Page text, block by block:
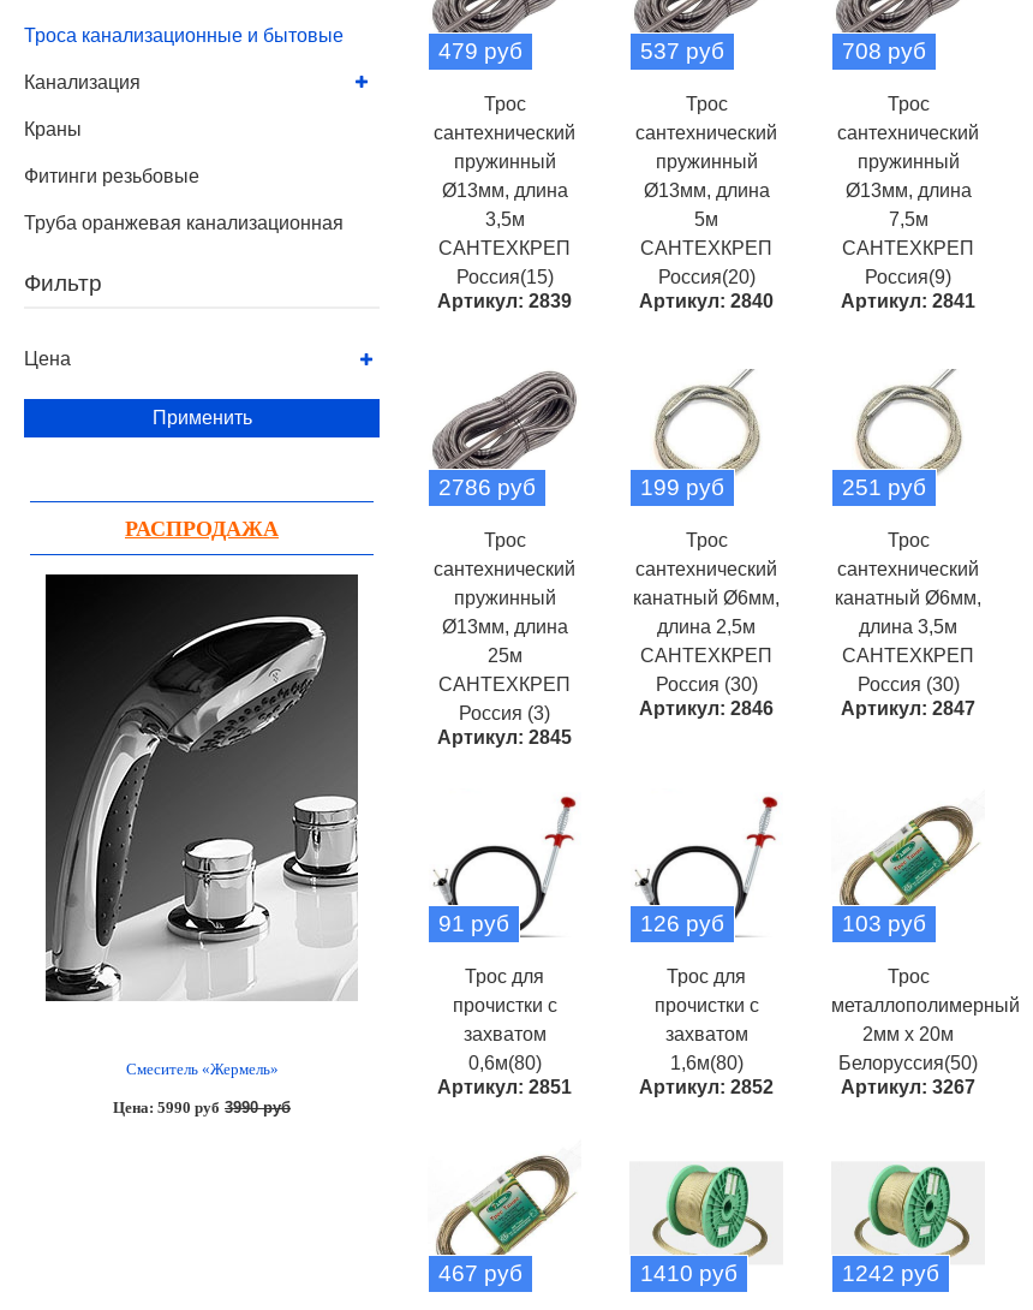
Троса канализационные и бытовые
Канализация
Краны
Фитинги резьбовые
Труба оранжевая канализационная
Фильтр
Цена
Применить
РАСПРОДАЖА
Смеситель «Жермель»
Цена: 5990 руб 3990 руб
479 руб
Трос
сантехнический
пружинный
Ø13мм, длина
3,5м
САНТЕХКРЕП
Россия(15)
Артикул: 2839
537 руб
Трос
сантехнический
пружинный
Ø13мм, длина
5м
САНТЕХКРЕП
Россия(20)
Артикул: 2840
708 руб
Трос
сантехнический
пружинный
Ø13мм, длина
7,5м
САНТЕХКРЕП
Россия(9)
Артикул: 2841
2786 руб
Трос
сантехнический
пружинный
Ø13мм, длина
25м
САНТЕХКРЕП
Россия (3)
Артикул: 2845
199 руб
Трос
сантехнический
канатный Ø6мм,
длина 2,5м
САНТЕХКРЕП
Россия (30)
Артикул: 2846
251 руб
Трос
сантехнический
канатный Ø6мм,
длина 3,5м
САНТЕХКРЕП
Россия (30)
Артикул: 2847
91 руб
Трос для
прочистки с
захватом
0,6м(80)
Артикул: 2851
126 руб
Трос для
прочистки с
захватом
1,6м(80)
Артикул: 2852
103 руб
Трос
металлополимерный
2мм х 20м
Белоруссия(50)
Артикул: 3267
467 руб 1410 руб 1242 руб